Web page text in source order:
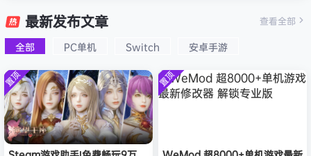
Dark
Creed
拟机
速：地平
线
6（Forza
Horizon
6）免安装
中文版
心/Atomi
c
Heart》
文版
n Desert
HYPERVI
SOR）免
安装中文
版
9：安魂
Requiem
）免安装
中文版
欢迎 0**3
欢迎c***s
欢迎V****y 加入本站
8月6日
欢迎1******4 加入本站
8月5日
l***g 签到获取 28 点积分 8月5日
w******g 签到获取
欢迎w******g 加入本站
欢迎D****Z 加入本站 1小时前
最新发布文章
全部 PC单机 Switch 安卓手游
查看全部
置顶 置顶